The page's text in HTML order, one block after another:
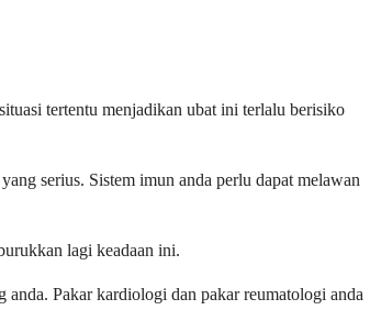
tertentu menjadikan ubat ini terlalu berisiko
serius. Sistem imun anda perlu dapat melawan
lagi keadaan ini.
anda. Pakar kardiologi dan pakar reumatologi anda